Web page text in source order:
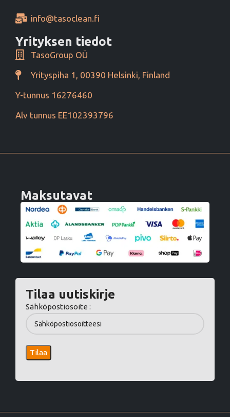
info@tasoclean.fi
Yrityksen tiedot
TasoGroup OÜ
Yrityspiha 1, 00390 Helsinki, Finland
Y-tunnus 16276460
Alv tunnus EE102393796
Maksutavat
Tilaa uutiskirje
Sähköpostiosoite :